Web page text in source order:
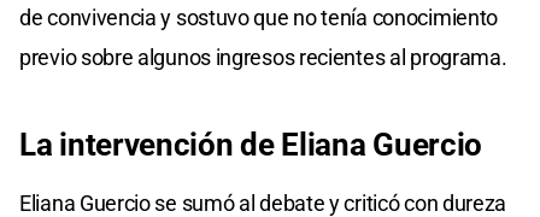
de convivencia y sostuvo que no tenía conocimiento
previo sobre algunos ingresos recientes al programa.
La intervención de Eliana Guercio
Eliana Guercio se sumó al debate y criticó con dureza